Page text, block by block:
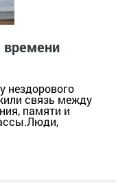
времени
нездорового
связь между
памяти и